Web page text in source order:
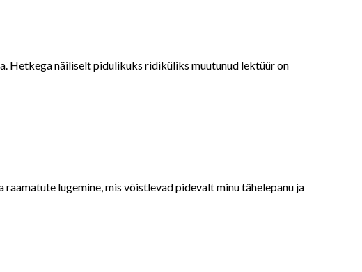
Hetkega näiliselt pidulikuks ridiküliks muutunud lektüür on
lugemine, mis võistlevad pidevalt minu tähelepanu ja